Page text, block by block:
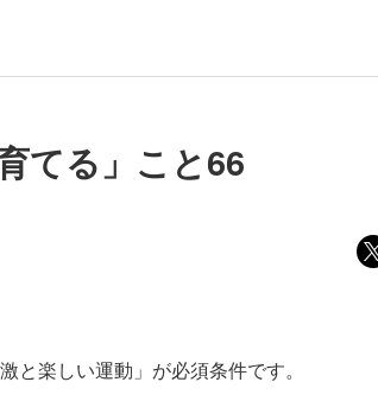
てる」こと66
楽しい運動」が必須条件です。